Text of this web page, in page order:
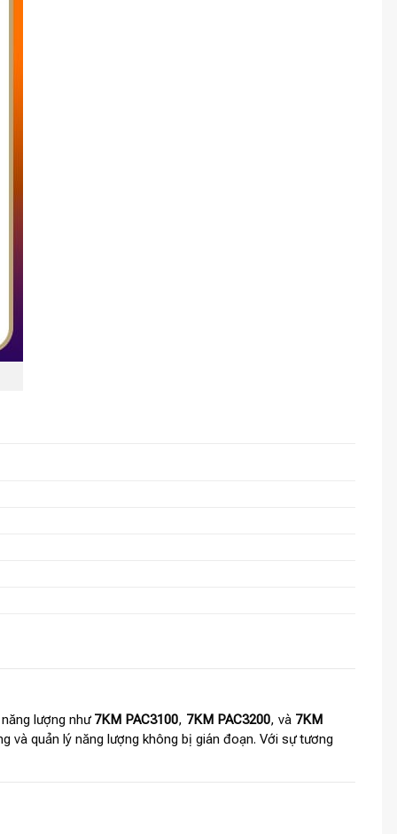
lượng như 7KM PAC3100, 7KM PAC3200, và 7KM
quản lý năng lượng không bị gián đoạn. Với sự tương